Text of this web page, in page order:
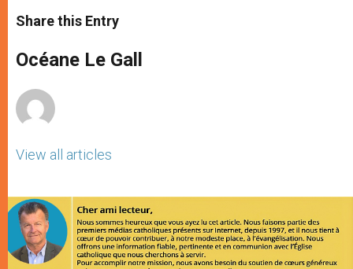
t
s
p
p
s
e
g
e
e
b
o
k
r
Share this Entry
Océane Le Gall
View all articles